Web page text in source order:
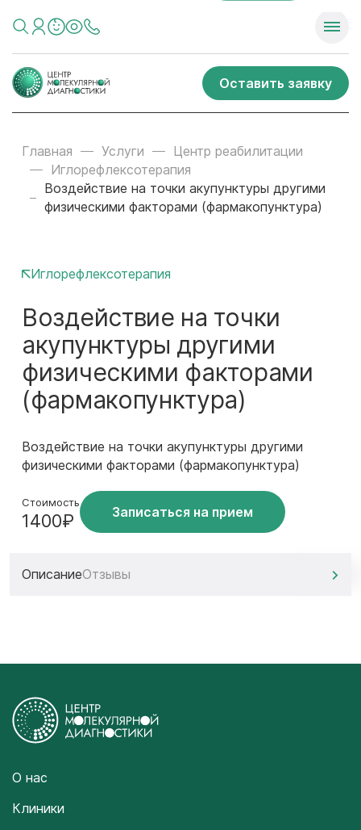
Оставить заявку
Главная Услуги
Центр реабилитации
Иглорефлексотерапия
Воздействие на точки акупунктуры другими
физическими факторами (фармакопунктура)
Иглорефлексотерапия
Воздействие на точки
акупунктуры другими
физическими факторами
(фармакопунктура)
Воздействие на точки акупунктуры другими
физическими факторами (фармакопунктура)
Стоимость
1400₽ Записаться на прием
ОписаниеОтзывы
О нас
Клиники